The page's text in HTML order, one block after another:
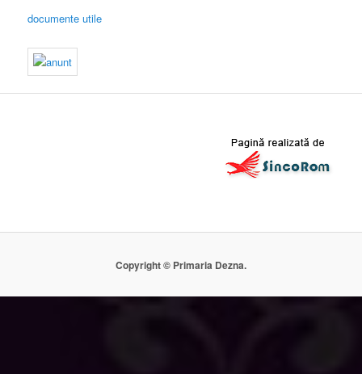
documente utile
Copyright © Primaria Dezna.